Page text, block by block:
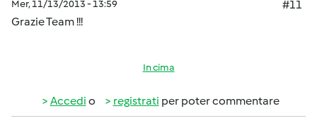
Mer, 11/13/2013 - 13:59
#11
Grazie Team !!!
In cima
Accedi o registrati per poter commentare